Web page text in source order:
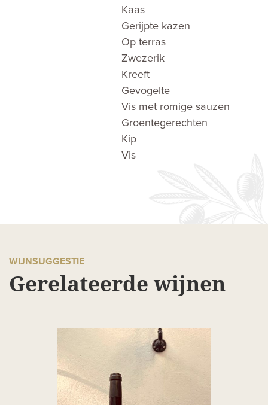
Kaas
Gerijpte kazen
Op terras
Zwezerik
Kreeft
Gevogelte
Vis met romige sauzen
Groentegerechten
Kip
Vis
WIJNSUGGESTIE
Gerelateerde wijnen